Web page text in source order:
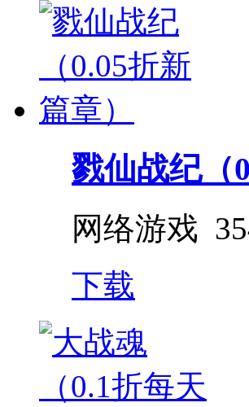
戮仙战纪（
网络游戏
下载